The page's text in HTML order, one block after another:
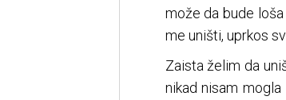
može da bude
me uništi, uprkos
Zaista želim da
nikad nisam